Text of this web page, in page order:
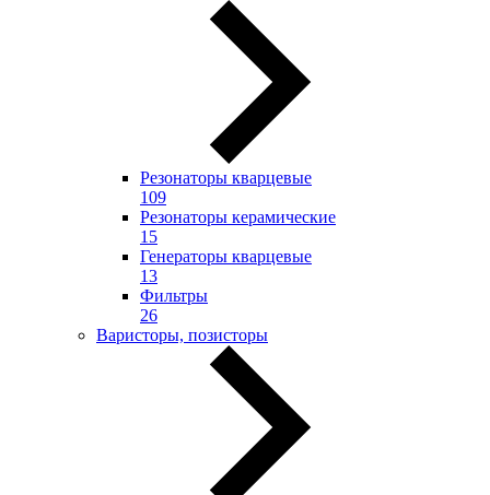
Резонаторы кварцевые
109
Резонаторы керамические
15
Генераторы кварцевые
13
Фильтры
26
Варисторы, позисторы